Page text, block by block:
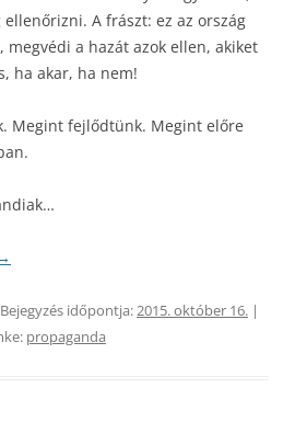
A frászt: ez az ország
megvédi a hazát azok ellen, akiket
ha akar, ha nem!
Megint fejlődtünk. Megint előre
Bejegyzés időpontja:2015. október 16. |
propaganda